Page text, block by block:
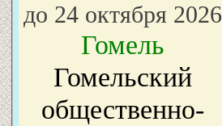
до 24 октября 2026
Гомель
Гомельский
общественно-